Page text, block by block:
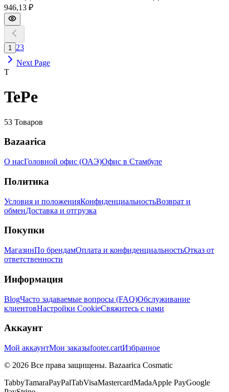
946,13 ₽
1 23
Next Page
T
TePe
53 Товаров
Bazaarica
О насГоловной офис (ОАЭ)Офис в Стамбуле
Политика
Условия и положенияКонфиденциальностьВозврат и
обменДоставка и отгрузка
Покупки
МагазинПо брендамОплата и конфиденциальностьОтказ от
ответственности
Информация
BlogЧасто задаваемые вопросы (FAQ)Обслуживание
клиентовНастройки CookieСвяжитесь с нами
Аккаунт
Мой аккаунтМои заказыfooter.cartИзбранное
© 2026 Все права защищены. Bazaarica Cosmatic
TabbyTamaraPayPalTabVisaMastercardMadaApple PayGoogle